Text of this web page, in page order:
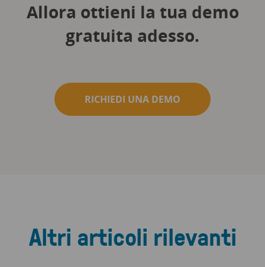
Allora ottieni la tua demo
gratuita adesso.
RICHIEDI UNA DEMO
Altri articoli rilevanti